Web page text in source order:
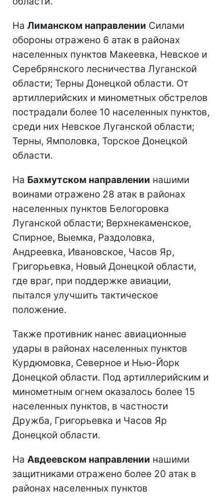
На Лиманском направлении Силами
обороны отражено 6 атак в районах
населенных пунктов Макеевка, Невское и
Серебрянского лесничества Луганской
области; Терны Донецкой области. От
артиллерийских и минометных обстрелов
пострадали более 10 населенных пунктов,
среди них Невское Луганской области;
Терны, Ямполовка, Торское Донецкой
области.
На Бахмутском направлении нашими
воинами отражено 28 атак в районах
населенных пунктов Белогоровка
Луганской области; Верхнекаменское,
Спирное, Выемка, Раздоловка,
Андреевка, Ивановское, Часов Яр,
Григорьевка, Новый Донецкой области,
где враг, при поддержке авиации,
пытался улучшить тактическое
положение.
Также противник нанес авиационные
удары в районах населенных пунктов
Курдюмовка, Северное и Нью-Йорк
Донецкой области. Под артиллерийским и
минометным огнем оказалось более 15
населенных пунктов, в частности
Дружба, Григорьевка и Часов Яр
Донецкой области.
На Авдеевском направлении нашими
защитниками отражено более 20 атак в
районах населенных пунктов